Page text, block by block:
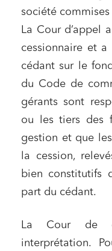
société
La Cour d’appel
cessionnaire et
cédant sur le
du Code de
gérants sont
ou les tiers des
gestion et que
la cession,
bien constitutifs
part du cédant.
La Cour de
interprétation.